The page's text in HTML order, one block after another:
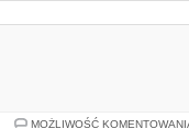
MOŻLIWOŚĆ